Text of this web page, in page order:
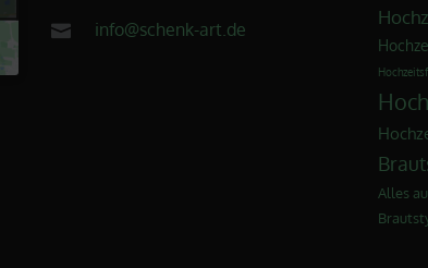
info@schenk-art.de
Alles